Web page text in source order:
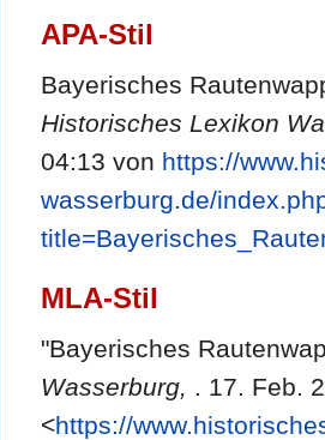
APA-Stil
Bayerisches
Historisches Lexikon
04:13 von https://
wasserburg.de/
MLA-Stil
"Bayerisches
Wasserburg, . 17. Feb.
<https://